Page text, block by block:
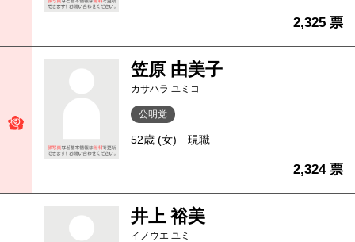
2,325 票
笠原 由美子
カサハラ ユミコ
公明党
52歳 (女) 現職
2,324 票
井上 裕美
イノウエ ユミ